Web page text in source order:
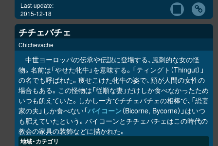
Last-update:
2015-12-18
チチェバチェ
Chichevache
中世ヨーロッパの伝承や伝説に登場する、風刺的な女の怪
物。名前は「やせた牝牛」を意味する。「ティングト（Thingut）」
の名でも呼ばれた。痩せこけた牝牛の姿で、顔が人間の女性の
場合もある。この怪物は「従順な妻」だけしか食べなかったため
いつも飢えていた。しかし一方でチチェバチェの相棒で、「恐妻
家の夫」しか食べない「バイコーン（Bicorne, Bycorne）」はいつ
も肥えていたという。バイコーンとチチェバチェはこの時代の
教会の家具の装飾などに描かれた。
地域・カテゴリ